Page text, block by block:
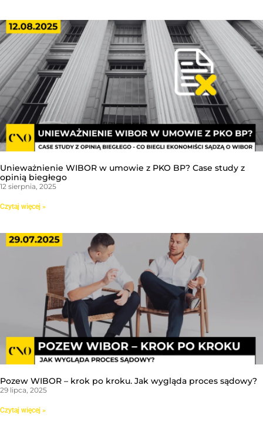
Unieważnienie WIBOR w umowie z PKO BP? Case study z
opinią biegłego
12 sierpnia, 2025
Czytaj więcej »
Pozew WIBOR – krok po kroku. Jak wygląda proces sądowy?
29 lipca, 2025
Czytaj więcej »